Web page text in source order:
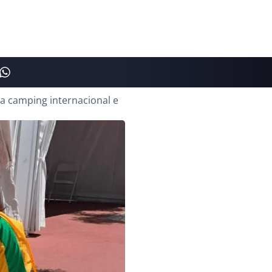
camping internacional e